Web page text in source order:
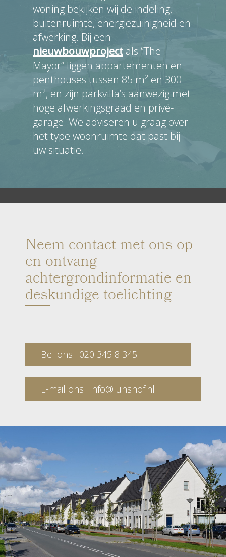
woning bekijken wij de indeling,
buitenruimte, energiezuinigheid en
afwerking. Bij een
nieuwbouwproject als “The
Mayor” liggen appartementen en
penthouses tussen 85 m² en 300
m², en zijn parkvilla’s aanwezig met
hoge afwerkingsgraad en privé-
garage. We adviseren u graag over
het type woonruimte dat past bij
uw situatie.
Neem contact met ons op
en ontvang
achtergrondinformatie en
deskundige toelichting
Bel ons : 020 345 8 345
E-mail ons : info@lunshof.nl